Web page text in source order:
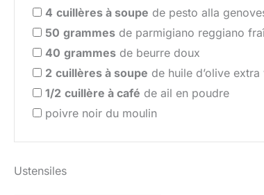
4 cuillères à soupe de pesto alla
50 grammes de parmigiano reggiano
40 grammes de beurre doux
2 cuillères à soupe de huile d’olive
1/2 cuillère à café de ail en poudre
poivre noir du moulin
Ustensiles